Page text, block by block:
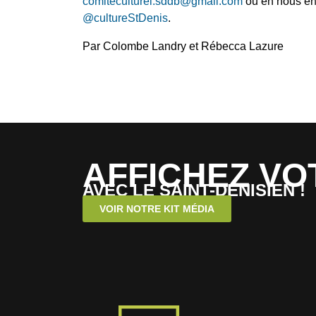
@cultureStDenis.
Par Colombe Landry et Rébecca Lazure
AFFICHEZ
AVEC LE SAINT-DENISIEN !
VOIR NOTRE KIT MÉDIA